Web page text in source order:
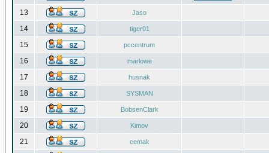
13 Jaso
14 tiger01
15 pccentrum
16 marlowe
17 husnak
18 SYSMAN
19 BobsenClark
20 Kimov
21 cemak